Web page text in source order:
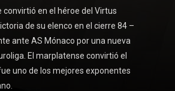
convirtió en el héroe del Virtus
de su elenco en el cierre 84 –
ante AS Mónaco por una nueva
El marplatense convirtió el
uno de los mejores exponentes